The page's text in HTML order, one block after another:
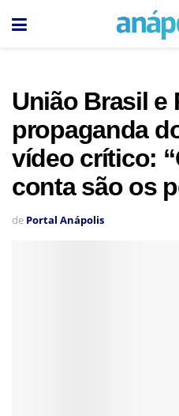
União Brasil e
propaganda
vídeo crítico:
conta são os
de Portal Anápolis